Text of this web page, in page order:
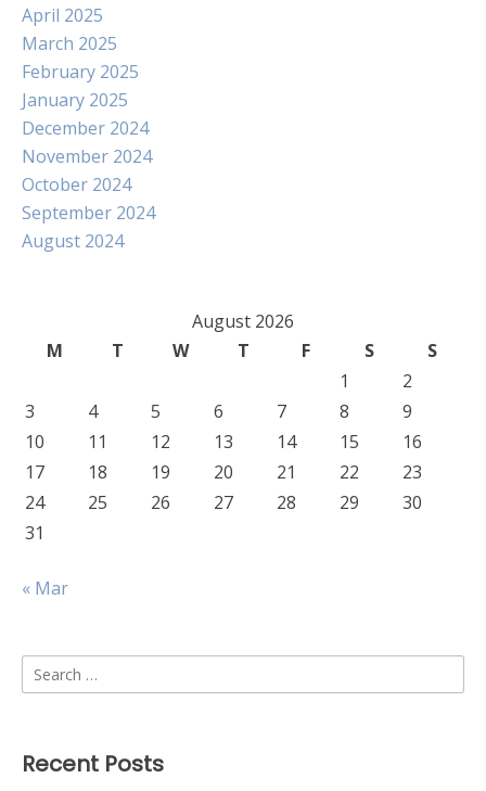
April 2025
March 2025
February 2025
January 2025
December 2024
November 2024
October 2024
September 2024
August 2024
August 2026
M
T W T F S
S
1
2
3
4 5 6 7 8
9
10
11 12 13 14 15
16
17
18 19 20 21 22
23
24
25 26 27 28 29
30
31
« Mar
Search
for:
Recent Posts